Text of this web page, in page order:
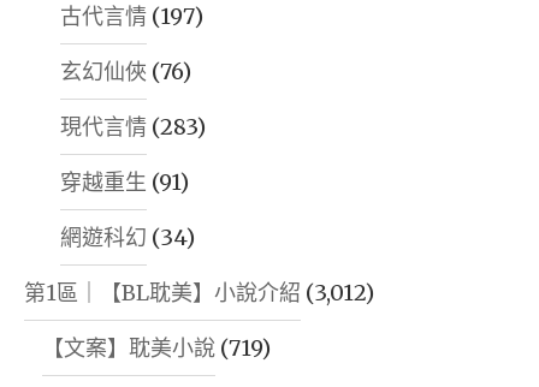
古代言情 (197)
玄幻仙俠 (76)
現代言情 (283)
穿越重生 (91)
網遊科幻 (34)
第1區｜【BL耽美】小說介紹 (3,012)
【文案】耽美小說 (719)